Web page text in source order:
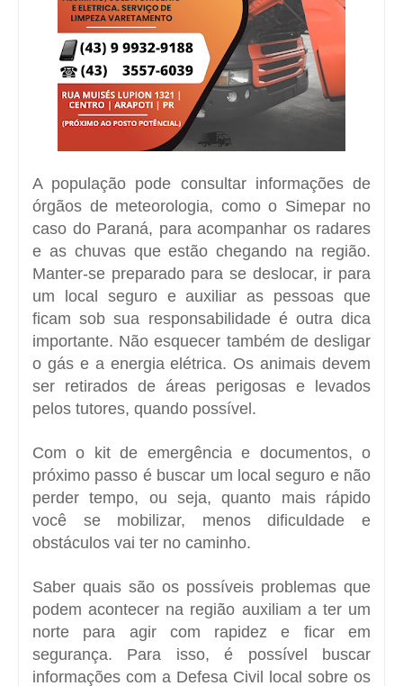
A população pode consultar informações de
órgãos de meteorologia, como o Simepar no
caso do Paraná, para acompanhar os radares
e as chuvas que estão chegando na região.
Manter-se preparado para se deslocar, ir para
um local seguro e auxiliar as pessoas que
ficam sob sua responsabilidade é outra dica
importante. Não esquecer também de desligar
o gás e a energia elétrica. Os animais devem
ser retirados de áreas perigosas e levados
pelos tutores, quando possível.
Com o kit de emergência e documentos, o
próximo passo é buscar um local seguro e não
perder tempo, ou seja, quanto mais rápido
você se mobilizar, menos dificuldade e
obstáculos vai ter no caminho.
Saber quais são os possíveis problemas que
podem acontecer na região auxiliam a ter um
norte para agir com rapidez e ficar em
segurança. Para isso, é possível buscar
informações com a Defesa Civil local sobre os